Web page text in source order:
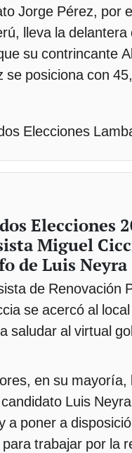
Jorge Pérez, por
lleva la delantera
su contrincante
se posiciona con
Elecciones
Miguel
de Luis Neyra
de Renovación
se acercó al
saludar al virtual
en su mayoría,
Luis
a poner a
trabajar por la